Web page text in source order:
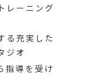
レーニング
る充実した
ジオ
指導を受け